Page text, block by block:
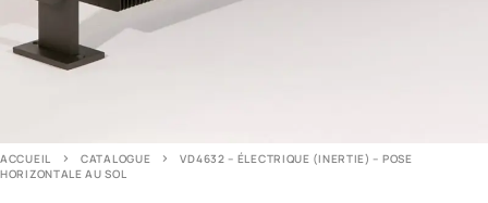
ACCUEIL CATALOGUE
VD4632 – ÉLECTRIQUE (INERTIE) – POSE
HORIZONTALE AU SOL